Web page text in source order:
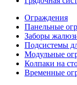
Ограждения
Панельные
Заборы
Подсистемы
Модульные
Колпаки на
Временные